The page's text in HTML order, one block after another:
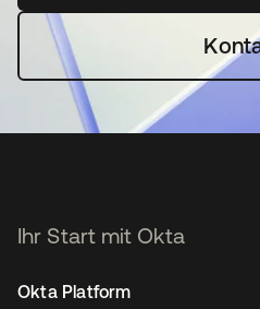
Ihr Start mit Okta
Okta Platform